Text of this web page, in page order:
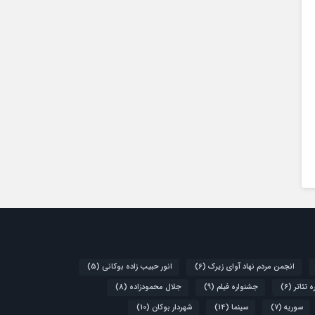
انجمن مردم نهاد آوای زیرک (6) انور حبیب زاده بوکانی (5)
تئاتر (6) جشنواره فیلم (9) جلال محمودزاده (8)
سوریه (7) سینما (14) شهردار بوکان (10)